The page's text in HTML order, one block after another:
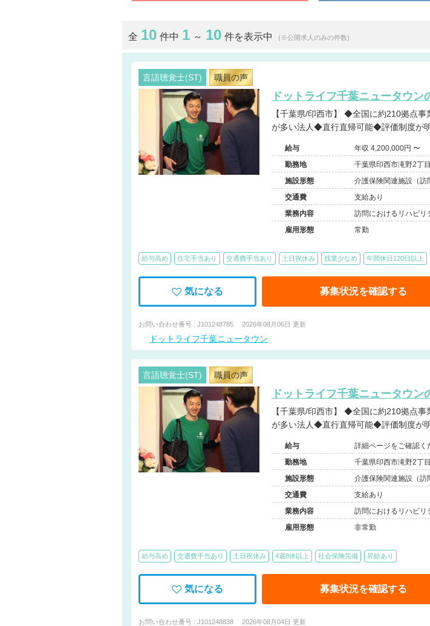
全 10 件中 1 ～ 10 件を表示中 (※公開求人のみの件数)
言語聴覚士(ST) 職員の声
ドットライフ千葉ニュータウ
【千葉県/印西市】 ◆全国に約210拠点事業所を展開する法人◆従業員数2,500名規模◆高給与◆年間休日
が多い法人◆直行直帰可能◆評価制度が
給与
年収 4,200,000円 〜
勤務地
千葉県印西市滝野2丁
施設形態
介護保険関連施設（訪
交通費
支給あり
業務内容
訪問におけるリハビリ
雇用形態
常勤
給与高め 住宅手当あり 交通費手当あり 土日祝休み 残業少なめ 年間休日120日以上
気になる 募集状況を確認する
お問い合わせ番号 : J101248785 2026年08月06日 更新
ドットライフ千葉ニュータウン
言語聴覚士(ST) 職員の声
ドットライフ千葉ニュータウ
【千葉県/印西市】 ◆全国に約210拠点事業所を展開する法人◆従業員数2,500名規模◆高給与◆年間休日
が多い法人◆直行直帰可能◆評価制度が
給与
詳細ページをご確認く
勤務地
千葉県印西市滝野2丁
施設形態
介護保険関連施設（訪
交通費
支給あり
業務内容
訪問におけるリハビリ
雇用形態
非常勤
給与高め 交通費手当あり 土日祝休み 4週8休以上 社会保険完備 昇給あり
気になる 募集状況を確認する
お問い合わせ番号 : J101248838 2026年08月04日 更新